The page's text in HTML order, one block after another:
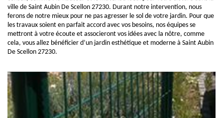
ville de Saint Aubin De Scellon 27230. Durant notre intervention, nous
ferons de notre mieux pour ne pas agresser le sol de votre jardin. Pour que
les travaux soient en parfait accord avec vos besoins, nos équipes se
mettront à votre écoute et associeront vos idées avec la nôtre, comme
cela, vous allez bénéficier d’un jardin esthétique et moderne à Saint Aubin
De Scellon 27230.